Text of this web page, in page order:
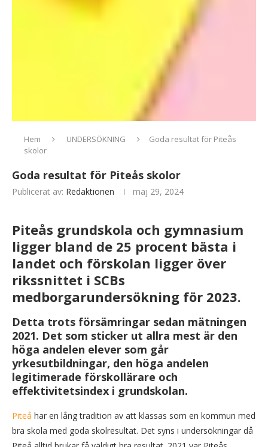
Hem UNDERSÖKNING
Goda resultat för Piteås
skolor
Goda resultat för Piteås skolor
Publicerat av: Redaktionen maj 29, 2024
Piteås grundskola och gymnasium
ligger bland de 25 procent bästa i
landet och förskolan ligger över
rikssnittet i SCBs
medborgarundersökning för 2023.
Detta trots försämringar sedan mätningen
2021. Det som sticker ut allra mest är den
höga andelen elever som går
yrkesutbildningar, den höga andelen
legitimerade förskollärare och
effektivitetsindex i grundskolan.
Piteå har en lång tradition av att klassas som en kommun med
bra skola med goda skolresultat. Det syns i undersökningar då